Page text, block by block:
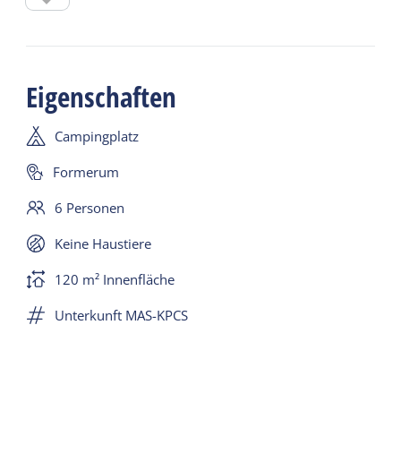
beträgt für diesen Stellplatz 9,5 Meter.
Eigenschaften
Campingplatz
Formerum
6 Personen
Keine Haustiere
120 m² Innenfläche
Unterkunft MAS-KPCS